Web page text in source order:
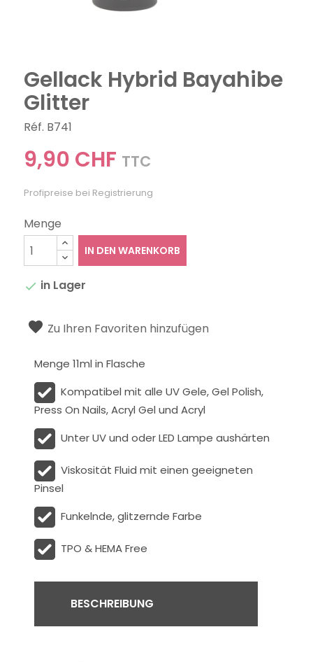
Gellack Hybrid Bayahibe
Glitter
Réf. B741
9,90 CHF TTC
Profipreise bei Registrierung
Menge
IN DEN WARENKORB
 in Lager
Zu Ihren Favoriten hinzufügen
Menge 11ml in Flasche
Kompatibel mit alle UV Gele, Gel Polish,
Press On Nails, Acryl Gel und Acryl
Unter UV und oder LED Lampe aushärten
ViskositätFluid mit einen geeigneten
Pinsel
Funkelnde, glitzernde Farbe
TPO & HEMA Free
BESCHREIBUNG